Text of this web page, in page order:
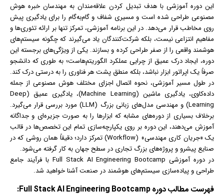
این دوره آموزشی با هدف تبدیل کردن علاقه‌مندان به مهندسان خبره هوش
مصنوعی طراحی شده است و مسیری شفاف و گام‌به‌گام را برای یادگیری پیش
روی مخاطب قرار می‌دهد. در این برنامه آموزشی، تمرکز تنها بر ارائه تئوری‌ها و
مفاهیم انتزاعی نیست، بلکه شرکت‌کنندگان یاد می‌گیرند که چگونه سیستم‌های
هوشمند واقعی را از صفر طراحی کرده و بسازند. یکی از ویژگی‌های برجسته این
دوره، ایجاد درک عمیق از چرایی عملکرد الگوریتم‌هاست؛ به طوری که دانشجو
صرفاً یک اپراتور ابزار نباشد، بلکه منطق پشت هر فناوری را به درستی درک کند.
در طول مسیر آموزشی، نحوه اتصال اجزای مختلف هوش مصنوعی از جمله
داده‌کاوی، یادگیری ماشین (Machine Learning)، یادگیری عمیق (Deep
Learning) و مهندسی مدل‌های زبانی بزرگ (LLM) مورد بررسی قرار می‌گیرد.
برخلاف بسیاری از دوره‌های مشابه که ابزارها را به صورت جزیره‌ای و جداگانه
آموزش می‌دهند، این دوره بر روی یکپارچه‌سازی تمام این تخصص‌ها در قالب
یک «جریان کاری مهندسی» (Workflow) تمرکز دارد؛ دقیقاً همان روشی که در
صنایع پیشرو و پروژه‌های بزرگ تجاری در سطح جهان به کار گرفته می‌شود.
در دوره آموزشی Full Stack AI Engineering Bootcamp با فرآیند جامع
طراحی و پیاده‌سازی سیستم‌های هوشمند در صنعت آشنا خواهید شد.
فهرست مطالب دوره Full Stack AI Engineering Bootcamp: